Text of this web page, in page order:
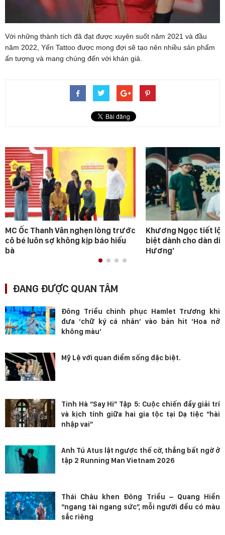
Với những thành tích đã đạt được xuyên suốt năm 2021 và đầu
năm 2022, Yến Tattoo được mong đợi sẽ tạo nên nhiều sản phẩm
ấn tượng và mang chúng đến với khán giả.
MC Ốc Thanh Vân nghẹn lòng trước
cô bé luôn sợ không kịp báo hiếu
bà
Khương Ngọc tiết lộ
biệt dành cho dàn
Hương’
ĐANG ĐƯỢC QUAN TÂM
Đông Triều chinh phục Hamlet Trương khi
đưa ‘chữ ký cá nhân’ vào bản hit ‘Hoa nở
không màu’
Mỹ Lệ với quan điểm sống đặc biệt.
Tinh Hà “Say Hi” Tập 5: Cuộc chiến đầy giải trí
và kịch tính giữa hai gia tộc tại Dạ tiệc “hài
nhập vai”
Anh Tú Atus lật ngược thế cờ, thắng bất ngờ ở
tập 2 Running Man Vietnam 2026
Thái Châu khen Đông Triều – Quang Hiền
“ngang tài ngang sức”, mỗi người đều có màu
sắc riêng